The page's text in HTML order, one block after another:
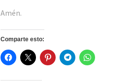
Amén.
Comparte esto: